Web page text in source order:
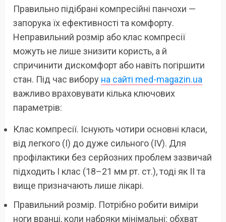
Правильно підібрані компресійні панчохи —
запорука їх ефективності та комфорту.
Неправильний розмір або клас компресії
можуть не лише знизити користь, а й
спричинити дискомфорт або навіть погіршити
стан. Під час вибору на сайті med-magazin.ua
важливо враховувати кілька ключових
параметрів:
Клас компресії. Існують чотири основні класи,
від легкого (I) до дуже сильного (IV). Для
профілактики без серйозних проблем зазвичай
підходить I клас (18–21 мм рт. ст.), тоді як II та
вище призначають лише лікарі.
Правильний розмір. Потрібно робити виміри
ноги вранці, коли набряки мінімальні: обхват